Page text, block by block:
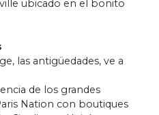
ubicado en el bonito
las antigüedades, ve a
de los grandes
Nation con boutiques